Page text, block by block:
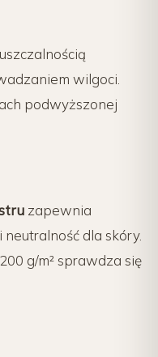
wilgoci.
podwyższonej
zapewnia
dla skóry.
g/m² sprawdza się